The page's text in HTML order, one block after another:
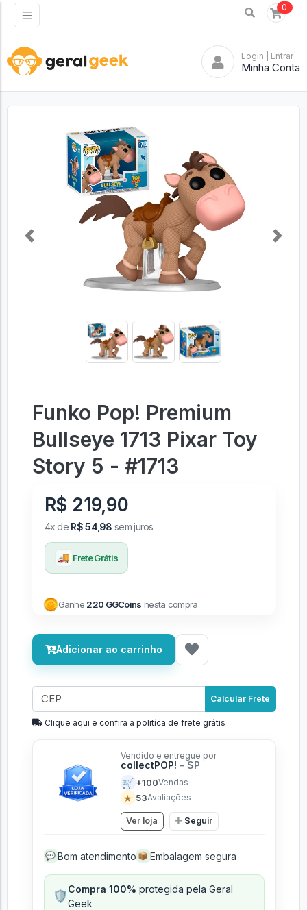
0
Login | Entrar
Minha Conta
Previous Next
Funko Pop! Premium
Bullseye 1713 Pixar Toy
Story 5 - #1713
R$ 219,90
4x de R$ 54,98 sem juros
🚚 Frete Grátis
Ganhe 220 GGCoins nesta compra
Adicionar ao carrinho
Calcular Frete
Clique aqui e confira a politíca de frete grátis
Vendido e entregue por
collectPOP! - SP
🛒 +100Vendas
★ 53Avaliações
Ver loja Seguir
💬 Bom atendimento 📦 Embalagem segura
🛡️Compra 100% protegida pela Geral
Geek